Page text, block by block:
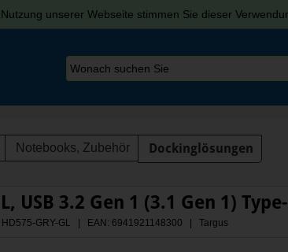
unserer Webseite stimmen Sie dieser
Notebooks, Zubehör Dockinglösungen
USB 3.2 Gen 1 (3.1 Gen 1)
GRY-GL | EAN: 6941921148300 | Targus